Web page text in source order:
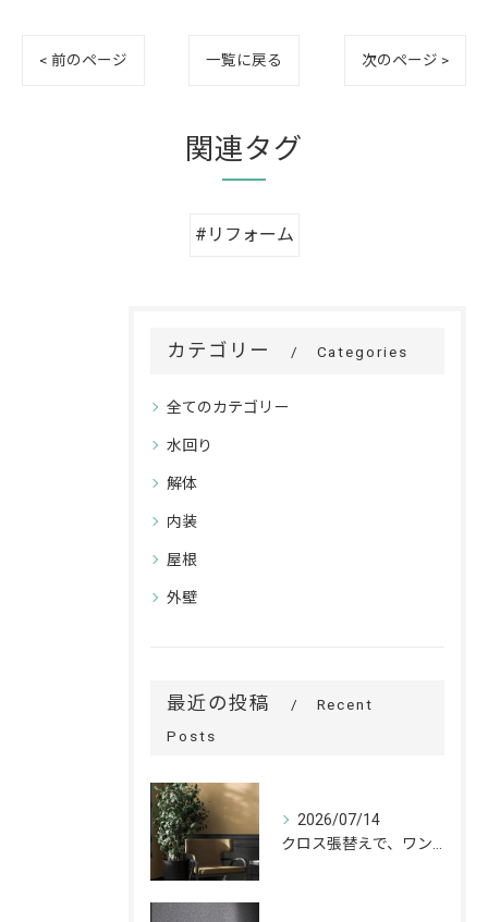
< 前のページ 一覧に戻る 次のページ >
関連タグ
#リフォーム
カテゴリー Categories
全てのカテゴリー
水回り
解体
内装
屋根
外壁
最近の投稿
Recent
Posts
2026/07/14
クロス張替えで、ワンランク上の空間へ。